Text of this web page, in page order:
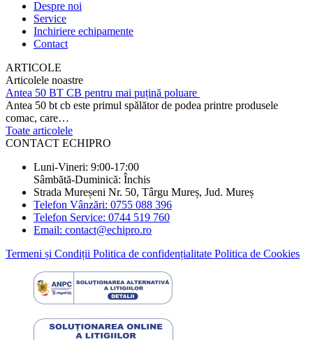
Despre noi
Service
Inchiriere echipamente
Contact
ARTICOLE
Articolele noastre
Antea 50 BT CB pentru mai puțină poluare
Antea 50 bt cb este primul spălător de podea printre produsele
comac, care…
Toate articolele
CONTACT ECHIPRO
Luni-Vineri: 9:00-17:00
Sâmbătă-Duminică: Închis
Strada Mureșeni Nr. 50, Târgu Mureș, Jud. Mureș
Telefon Vânzări: 0755 088 396
Telefon Service: 0744 519 760
Email: contact@echipro.ro
Termeni și Condiții Politica de confidențialitate Politica de Cookies